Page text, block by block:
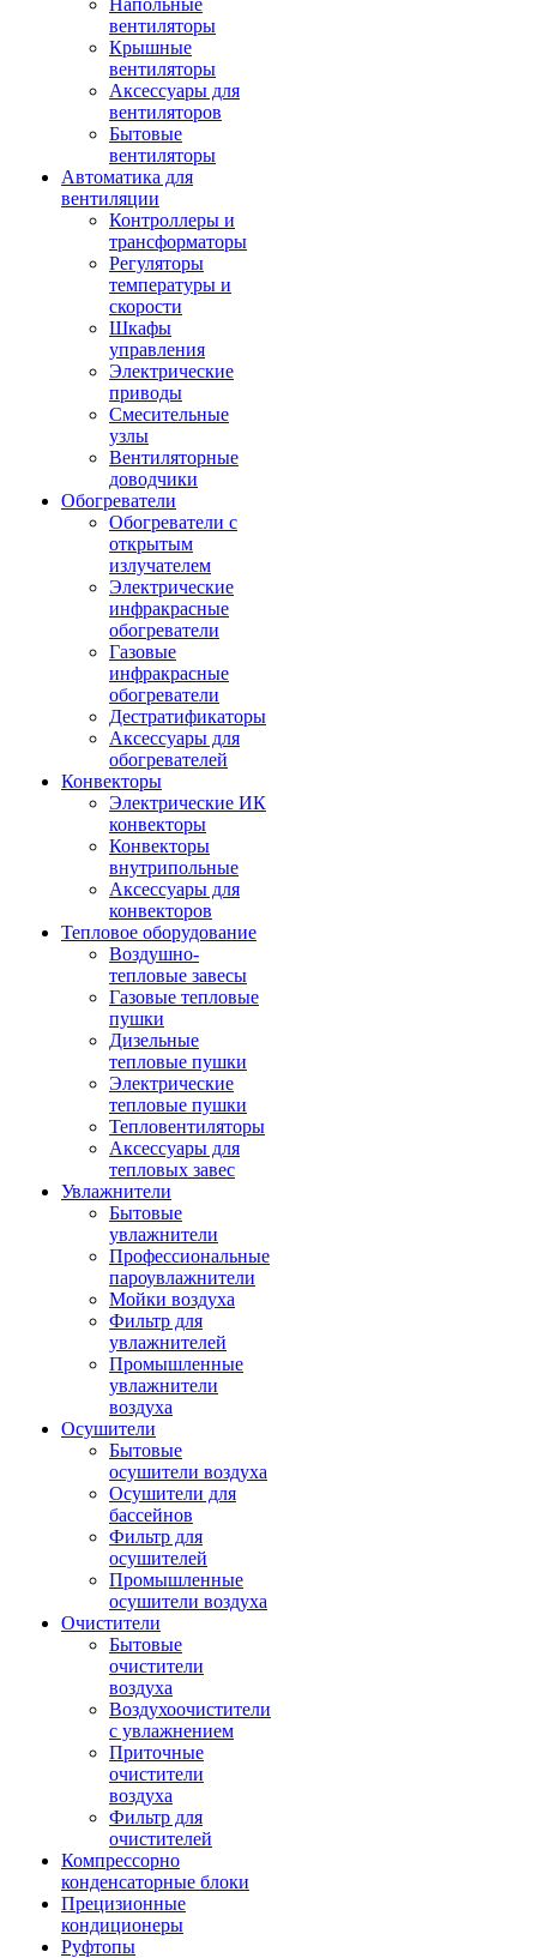
Напольные
вентиляторы
Крышные
вентиляторы
Аксессуары для
вентиляторов
Бытовые
вентиляторы
Автоматика для
вентиляции
Контроллеры и
трансформаторы
Регуляторы
температуры и
скорости
Шкафы
управления
Электрические
приводы
Смесительные
узлы
Вентиляторные
доводчики
Обогреватели
Обогреватели с
открытым
излучателем
Электрические
инфракрасные
обогреватели
Газовые
инфракрасные
обогреватели
Дестратификаторы
Аксессуары для
обогревателей
Конвекторы
Электрические ИК
конвекторы
Конвекторы
внутрипольные
Аксессуары для
конвекторов
Тепловое оборудование
Воздушно-
тепловые завесы
Газовые тепловые
пушки
Дизельные
тепловые пушки
Электрические
тепловые пушки
Тепловентиляторы
Аксессуары для
тепловых завес
Увлажнители
Бытовые
увлажнители
Профессиональные
пароувлажнители
Мойки воздуха
Фильтр для
увлажнителей
Промышленные
увлажнители
воздуха
Осушители
Бытовые
осушители воздуха
Осушители для
бассейнов
Фильтр для
осушителей
Промышленные
осушители воздуха
Очистители
Бытовые
очистители
воздуха
Воздухоочистители
с увлажнением
Приточные
очистители
воздуха
Фильтр для
очистителей
Компрессорно
конденсаторные блоки
Прецизионные
кондиционеры
Руфтопы